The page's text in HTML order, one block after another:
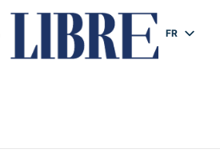
FR